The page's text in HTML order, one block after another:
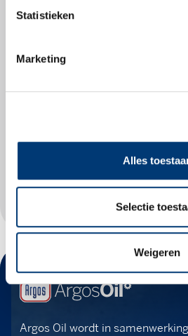
Statistieken
Marketing
Alles
Selectie
Weigeren
Check snel of dit
Argos Oil wordt in